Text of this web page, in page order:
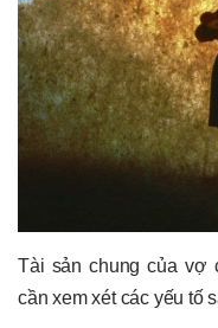
Tài sản chung của vợ
cần xem xét các yếu tố